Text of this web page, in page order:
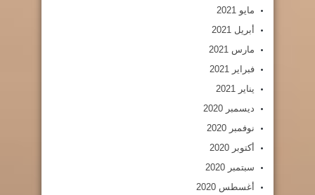
مايو 2021
أبريل 2021
مارس 2021
فبراير 2021
يناير 2021
ديسمبر 2020
نوفمبر 2020
أكتوبر 2020
سبتمبر 2020
أغسطس 2020